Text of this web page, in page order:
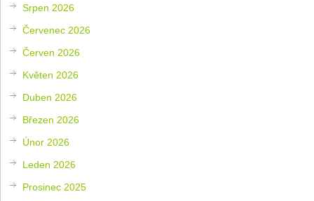
Srpen 2026
Červenec 2026
Červen 2026
Květen 2026
Duben 2026
Březen 2026
Únor 2026
Leden 2026
Prosinec 2025